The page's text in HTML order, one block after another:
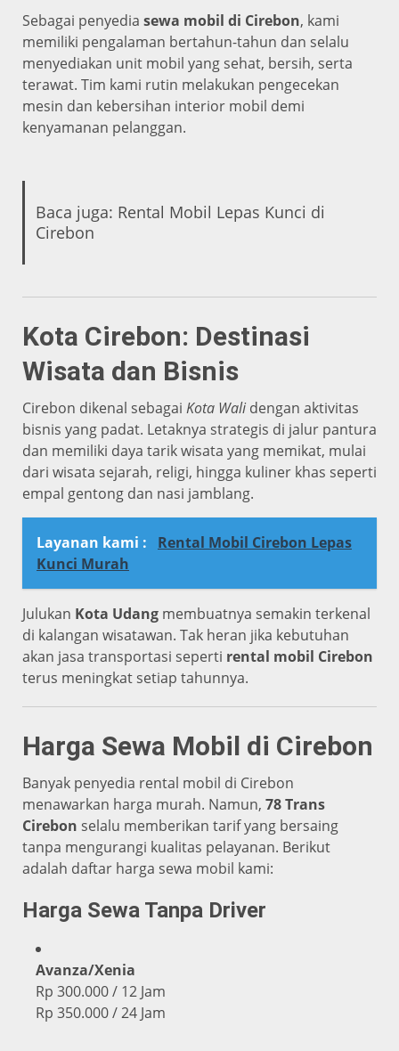
Sebagai penyedia sewa mobil di Cirebon, kami
memiliki pengalaman bertahun-tahun dan selalu
menyediakan unit mobil yang sehat, bersih, serta
terawat. Tim kami rutin melakukan pengecekan
mesin dan kebersihan interior mobil demi
kenyamanan pelanggan.
Baca juga: Rental Mobil Lepas Kunci di
Cirebon
Kota Cirebon: Destinasi
Wisata dan Bisnis
Cirebon dikenal sebagai Kota Walidengan aktivitas
bisnis yang padat. Letaknya strategis di jalur pantura
dan memiliki daya tarik wisata yang memikat, mulai
dari wisata sejarah, religi, hingga kuliner khas seperti
empal gentong dan nasi jamblang.
Layanan kami :
Rental Mobil Cirebon Lepas
Kunci Murah
Julukan Kota Udang membuatnya semakin terkenal
di kalangan wisatawan. Tak heran jika kebutuhan
akan jasa transportasi seperti rental mobil Cirebon
terus meningkat setiap tahunnya.
Harga Sewa Mobil di Cirebon
Banyak penyedia rental mobil di Cirebon
menawarkan harga murah. Namun, 78 Trans
Cirebon selalu memberikan tarif yang bersaing
tanpa mengurangi kualitas pelayanan. Berikut
adalah daftar harga sewa mobil kami:
Harga Sewa Tanpa Driver
Avanza/Xenia
Rp 300.000 / 12 Jam
Rp 350.000 / 24 Jam